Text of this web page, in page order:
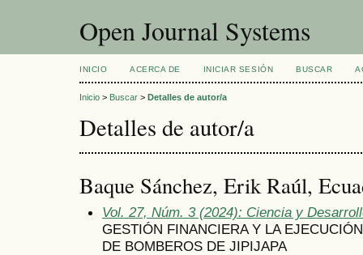
Open Journal Systems
INICIO ACERCA DE INICIAR SESIÓN BUSCAR
Inicio > Buscar > Detalles de autor/a
Detalles de autor/a
Baque Sánchez, Erik Raúl,
Vol. 27, Núm. 3 (2024): Ciencia y
GESTIÓN FINANCIERA Y LA
DE BOMBEROS DE JIPIJAPA